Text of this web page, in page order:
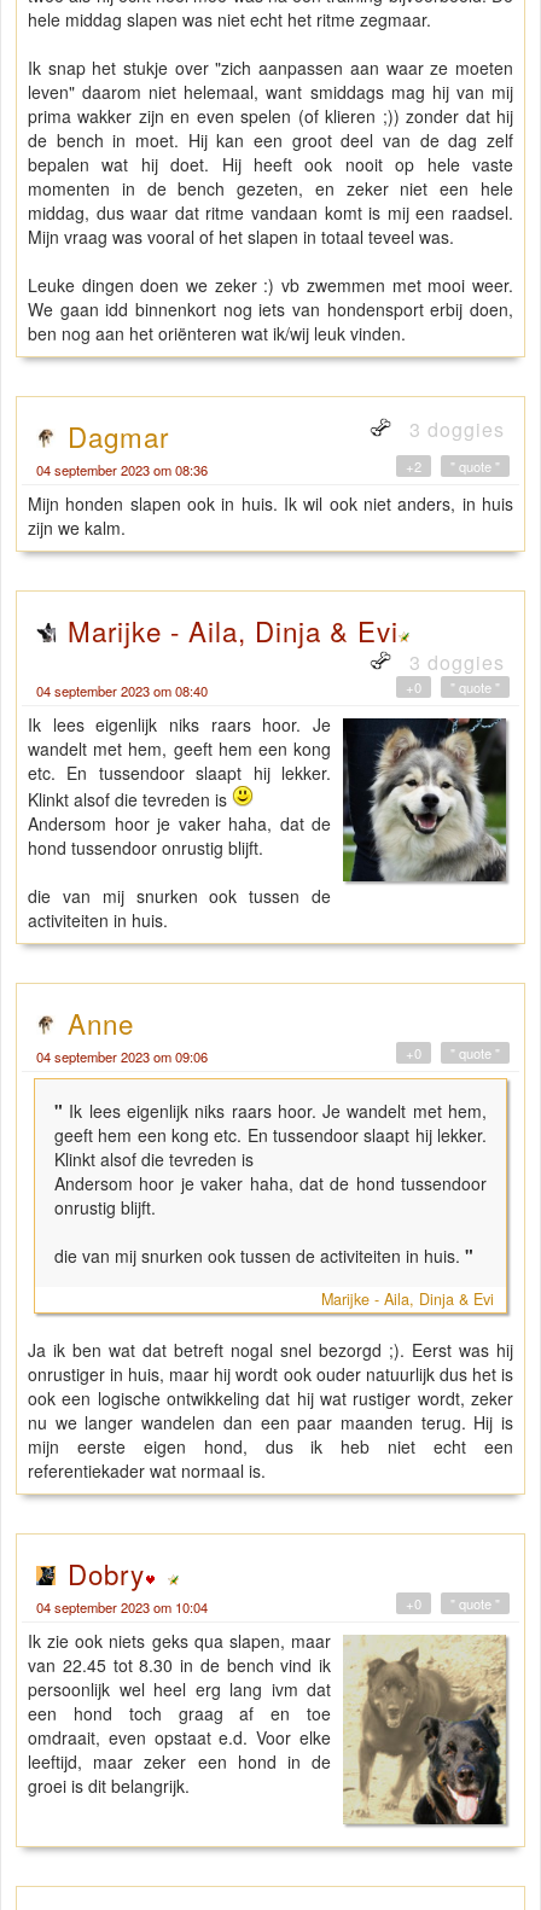
hele middag slapen was niet echt het ritme zegmaar.
Ik snap het stukje over "zich aanpassen aan waar ze moeten
leven" daarom niet helemaal, want smiddags mag hij van mij
prima wakker zijn en even spelen (of klieren ;)) zonder dat hij
de bench in moet. Hij kan een groot deel van de dag zelf
bepalen wat hij doet. Hij heeft ook nooit op hele vaste
momenten in de bench gezeten, en zeker niet een hele
middag, dus waar dat ritme vandaan komt is mij een raadsel.
Mijn vraag was vooral of het slapen in totaal teveel was.
Leuke dingen doen we zeker :) vb zwemmen met mooi weer.
We gaan idd binnenkort nog iets van hondensport erbij doen,
ben nog aan het oriënteren wat ik/wij leuk vinden.
Dagmar 3 doggies
04 september 2023 om 08:36 " quote "
+2
Mijn honden slapen ook in huis. Ik wil ook niet anders, in huis
zijn we kalm.
Marijke - Aila, Dinja & Evi
3 doggies
04 september 2023 om 08:40 " quote "
+0
Ik lees eigenlijk niks raars hoor. Je
wandelt met hem, geeft hem een kong
etc. En tussendoor slaapt hij lekker.
Klinkt alsof die tevreden is
Andersom hoor je vaker haha, dat de
hond tussendoor onrustig blijft.
die van mij snurken ook tussen de
activiteiten in huis.
Anne
04 september 2023 om 09:06 " quote "
+0
" Ik lees eigenlijk niks raars hoor. Je wandelt met hem,
geeft hem een kong etc. En tussendoor slaapt hij lekker.
Klinkt alsof die tevreden is
Andersom hoor je vaker haha, dat de hond tussendoor
onrustig blijft.
die van mij snurken ook tussen de activiteiten in huis. "
Marijke - Aila, Dinja & Evi
Ja ik ben wat dat betreft nogal snel bezorgd ;). Eerst was hij
onrustiger in huis, maar hij wordt ook ouder natuurlijk dus het is
ook een logische ontwikkeling dat hij wat rustiger wordt, zeker
nu we langer wandelen dan een paar maanden terug. Hij is
mijn eerste eigen hond, dus ik heb niet echt een
referentiekader wat normaal is.
Dobry
04 september 2023 om 10:04 " quote "
+0
Ik zie ook niets geks qua slapen, maar
van 22.45 tot 8.30 in de bench vind ik
persoonlijk wel heel erg lang ivm dat
een hond toch graag af en toe
omdraait, even opstaat e.d. Voor elke
leeftijd, maar zeker een hond in de
groei is dit belangrijk.